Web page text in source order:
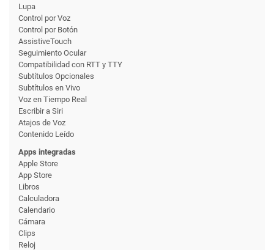
Lupa
Control por Voz
Control por Botón
AssistiveTouch
Seguimiento Ocular
Compati­bilidad con RTT y TTY
Subtítulos Opcionales
Subtítulos en Vivo
Voz en Tiempo Real
Escribir a Siri
Atajos de Voz
Contenido Leído
Apps integradas
Apple Store
App Store
Libros
Calculadora
Calendario
Cámara
Clips
Reloj